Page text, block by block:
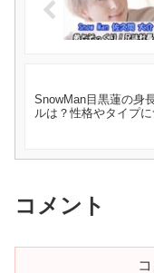
SnowMan目黒蓮の身
ルは？性格やタイプに
コメント